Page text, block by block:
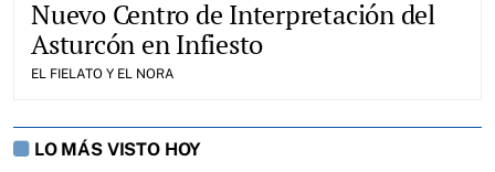
Nuevo Centro de Interpretación del
Asturcón en Infiesto
EL FIELATO Y EL NORA
LO MÁS VISTO HOY